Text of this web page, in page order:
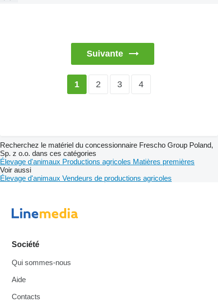
Suivante
1 2 3 4
Recherchez le matériel du concessionnaire Frescho Group Poland,
Sp. z o.o. dans ces catégories
Élevage d'animaux Productions agricoles Matières premières
Voir aussi
Élevage d'animaux Vendeurs de productions agricoles
Société
Qui sommes-nous
Aide
Contacts